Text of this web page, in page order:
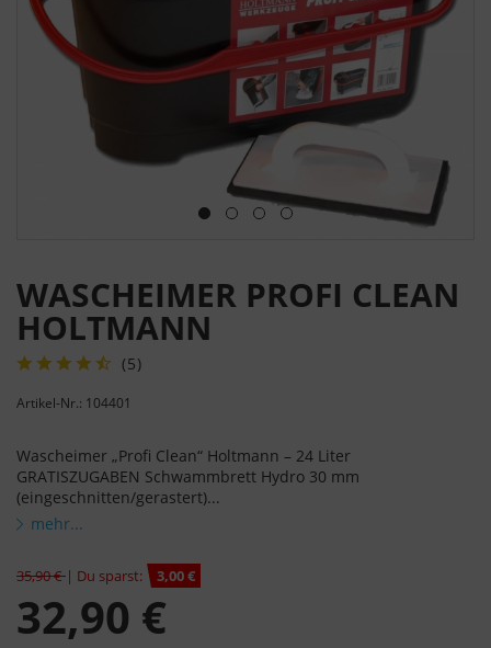
WASCHEIMER PROFI CLEAN
HOLTMANN
(5)
Artikel-Nr.: 104401
Wascheimer „Profi Clean“ Holtmann – 24 Liter
GRATISZUGABEN Schwammbrett Hydro 30 mm
(eingeschnitten/gerastert)...
mehr...
35,90 € | Du sparst: 3,00 €
32,90 €